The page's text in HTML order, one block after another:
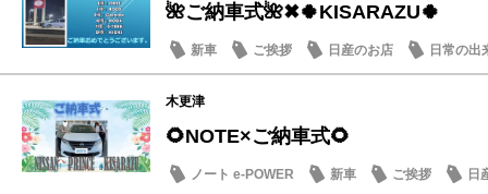
🌺ご納車式🌺✖🍀KISARAZU🍀
新車 ご挨拶 日産のお店 日常の出
木更津
🌻NOTE×ご納車式🌻
ノート e-POWER 新車 ご挨拶 日